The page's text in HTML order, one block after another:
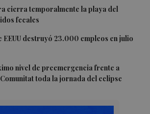
cierra temporalmente la playa del
fecales
EEUU destruyó 23.000 empleos en julio
nivel de preemergencia frente a
toda la jornada del eclipse